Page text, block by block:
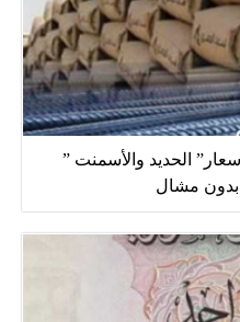
الحديد والأسمنت ”